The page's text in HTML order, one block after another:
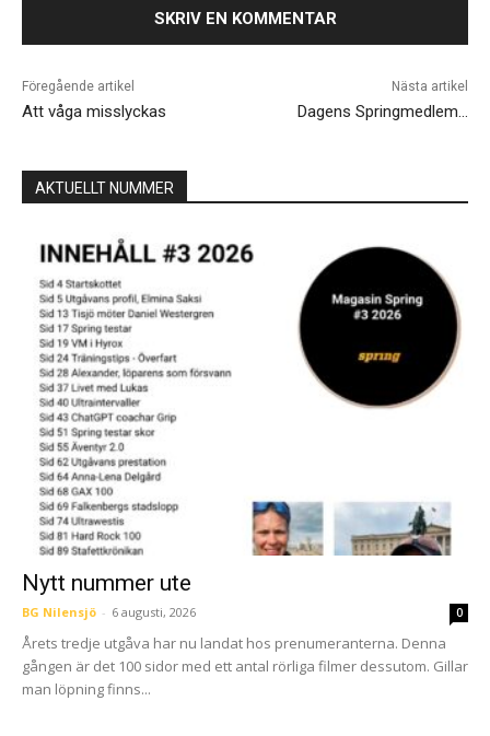
Föregående artikel
Att våga misslyckas
Nästa artikel
Dagens Springmedlem…
AKTUELLT NUMMER
Nytt nummer ute
BG Nilensjö - 6 augusti, 2026 0
Årets tredje utgåva har nu landat hos prenumeranterna. Denna
gången är det 100 sidor med ett antal rörliga filmer dessutom. Gillar
man löpning finns...